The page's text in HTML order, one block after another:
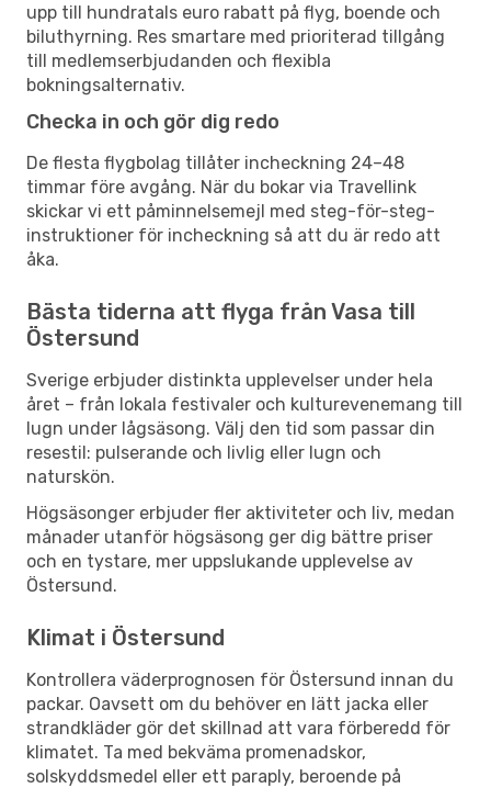
upp till hundratals euro rabatt på flyg, boende och
biluthyrning. Res smartare med prioriterad tillgång
till medlemserbjudanden och flexibla
bokningsalternativ.
Checka in och gör dig redo
De flesta flygbolag tillåter incheckning 24–48
timmar före avgång. När du bokar via Travellink
skickar vi ett påminnelsemejl med steg-för-steg-
instruktioner för incheckning så att du är redo att
åka.
Bästa tiderna att flyga från Vasa till
Östersund
Sverige erbjuder distinkta upplevelser under hela
året – från lokala festivaler och kulturevenemang till
lugn under lågsäsong. Välj den tid som passar din
resestil: pulserande och livlig eller lugn och
naturskön.
Högsäsonger erbjuder fler aktiviteter och liv, medan
månader utanför högsäsong ger dig bättre priser
och en tystare, mer uppslukande upplevelse av
Östersund.
Klimat i Östersund
Kontrollera väderprognosen för Östersund innan du
packar. Oavsett om du behöver en lätt jacka eller
strandkläder gör det skillnad att vara förberedd för
klimatet. Ta med bekväma promenadskor,
solskyddsmedel eller ett paraply, beroende på